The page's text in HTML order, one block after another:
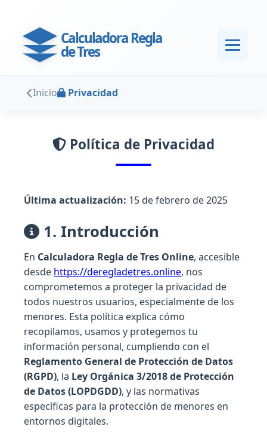
Calculadora Regla
de Tres
Inicio Privacidad
Política de Privacidad
Última actualización: 15 de febrero de 2025
1. Introducción
En Calculadora Regla de Tres Online, accesible
desde https://deregladetres.online, nos
comprometemos a proteger la privacidad de
todos nuestros usuarios, especialmente de los
menores. Esta política explica cómo
recopilamos, usamos y protegemos tu
información personal, cumpliendo con el
Reglamento General de Protección de Datos
(RGPD), la Ley Orgánica 3/2018 de Protección
de Datos (LOPDGDD), y las normativas
específicas para la protección de menores en
entornos digitales.